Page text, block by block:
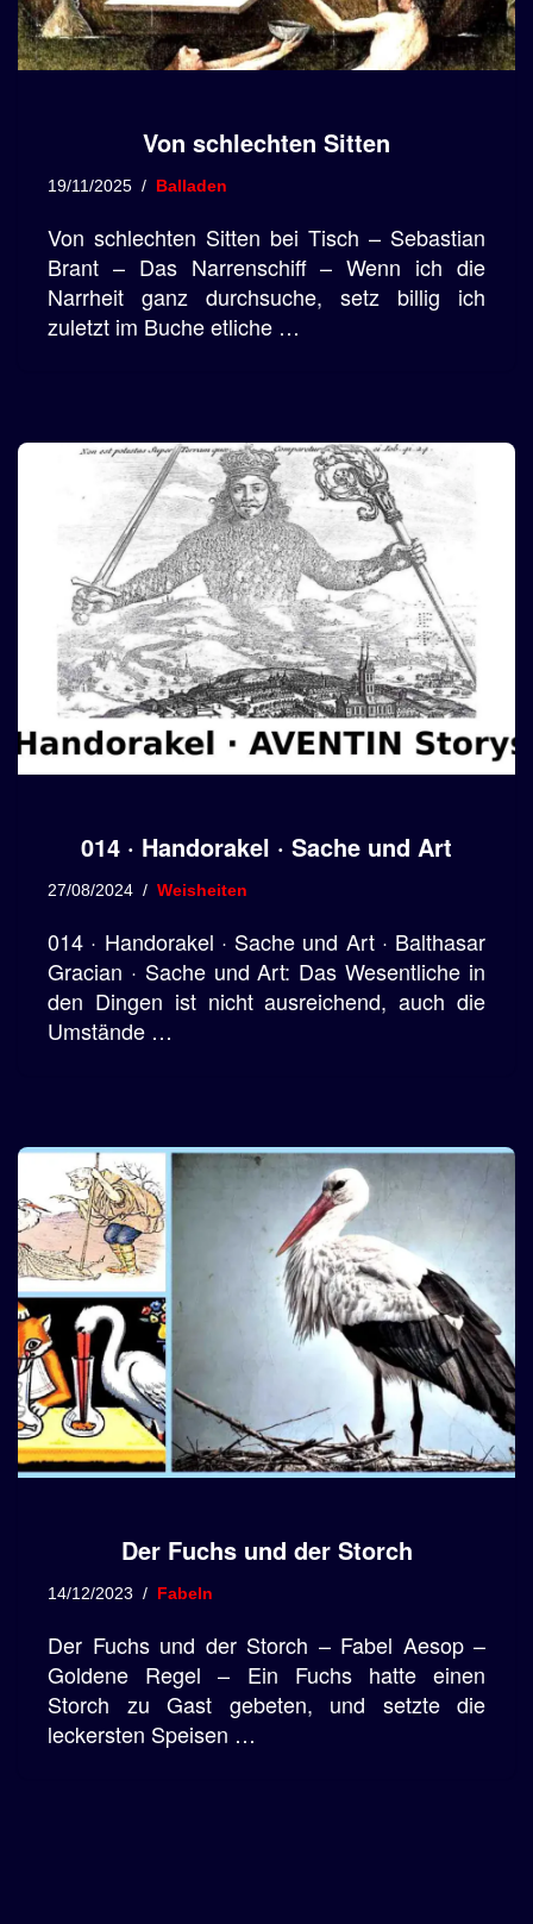
Von schlechten Sitten
19/11/2025 Balladen
Von schlechten Sitten bei Tisch – Sebastian
Brant – Das Narrenschiff – Wenn ich die
Narrheit ganz durchsuche, setz billig ich
zuletzt im Buche etliche …
014 · Handorakel · Sache und Art
27/08/2024 Weisheiten
014 · Handorakel · Sache und Art · Balthasar
Gracian · Sache und Art: Das Wesentliche in
den Dingen ist nicht ausreichend, auch die
Umstände …
Der Fuchs und der Storch
14/12/2023 Fabeln
Der Fuchs und der Storch – Fabel Aesop –
Goldene Regel – Ein Fuchs hatte einen
Storch zu Gast gebeten, und setzte die
leckersten Speisen …